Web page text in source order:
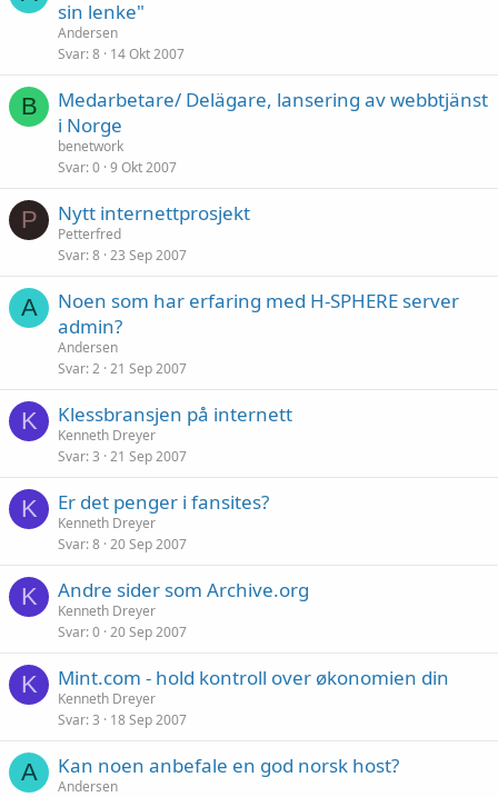
sin lenke"
Andersen
Svar 8 14 Okt 2007
B
Medarbetare/ Delägare, lansering av webbtjänst
i Norge
benetwork
Svar 0 9 Okt 2007
P Nytt internettprosjekt
Petterfred
Svar 8 23 Sep 2007
A
Noen som har erfaring med H-SPHERE server
admin?
Andersen
Svar 2 21 Sep 2007
K Klessbransjen på internett
Kenneth Dreyer
Svar 3 21 Sep 2007
K Er det penger i fansites?
Kenneth Dreyer
Svar 8 20 Sep 2007
K Andre sider som Archive.org
Kenneth Dreyer
Svar 0 20 Sep 2007
K Mint.com - hold kontroll over økonomien din
Kenneth Dreyer
Svar 3 18 Sep 2007
A Kan noen anbefale en god norsk host?
Andersen